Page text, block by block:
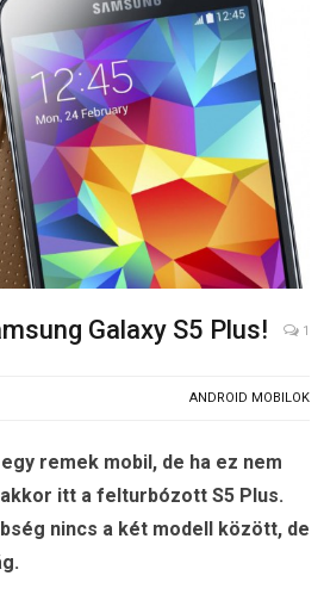
Galaxy S5 Plus! 1
ANDROID MOBILOK
egy remek mobil, de ha ez nem
itt a felturbózott S5 Plus.
nincs a két modell között, de